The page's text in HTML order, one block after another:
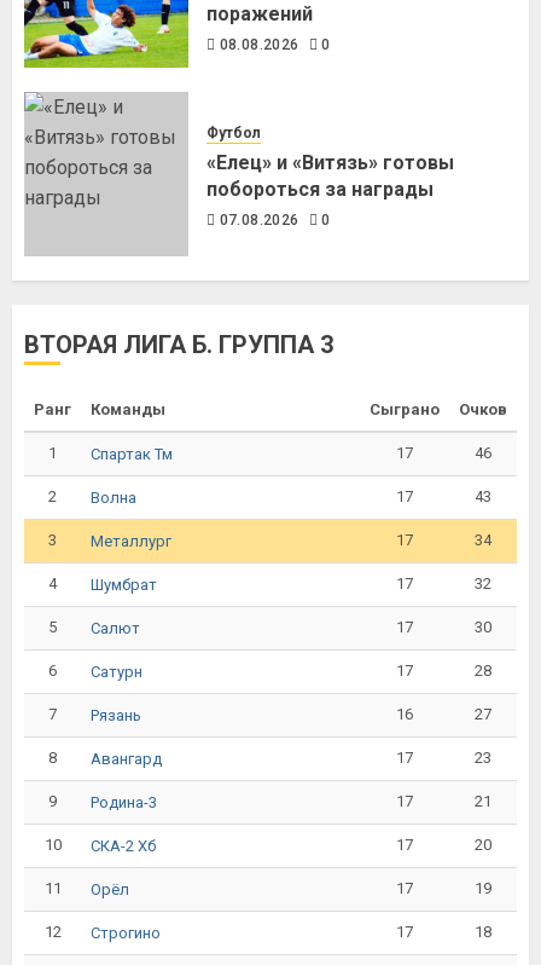
поражений
08.08.2026 0
Футбол
«Елец» и «Витязь» готовы
побороться за награды
07.08.2026 0
ВТОРАЯ ЛИГА Б. ГРУППА 3
Ранг Команды Сыграно Очков
1 Спартак Тм 17 46
2 Волна 17 43
3 Металлург 17 34
4 Шумбрат 17 32
5 Салют 17 30
6 Сатурн 17 28
7 Рязань 16 27
8 Авангард 17 23
9 Родина-3 17 21
10 СКА-2 Хб 17 20
11 Орёл 17 19
12 Строгино 17 18